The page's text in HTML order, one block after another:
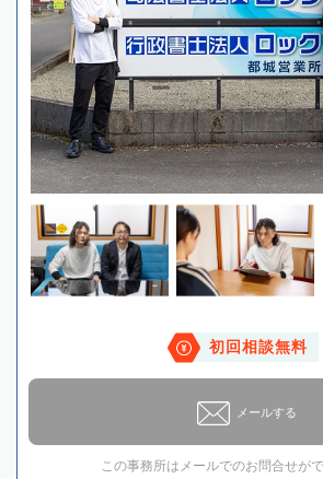
初回相談無料
メールする
この事務所はメールでのお問合せがで